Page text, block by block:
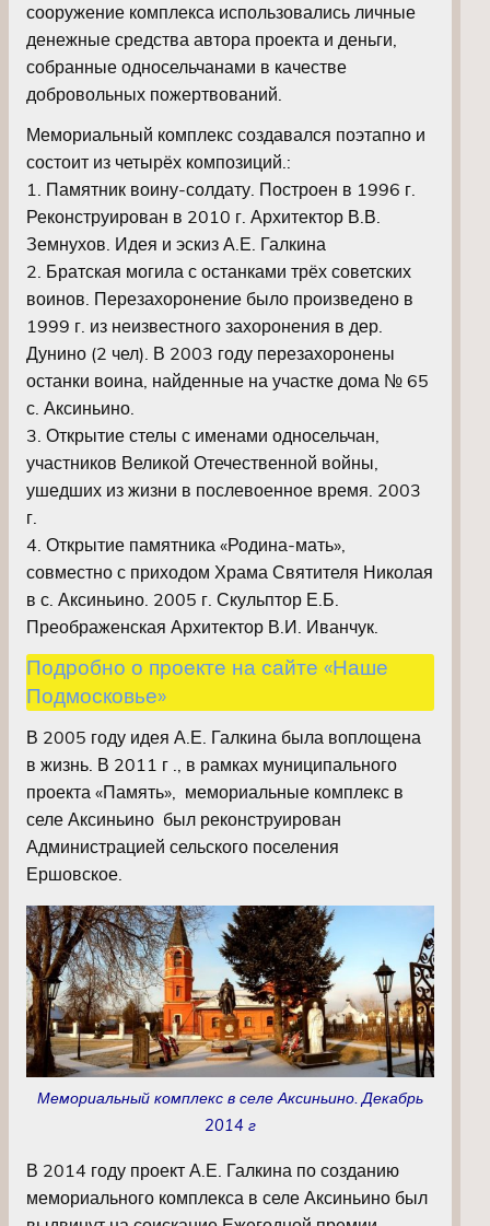
сооружение комплекса использовались личные
денежные средства автора проекта и деньги,
собранные односельчанами в качестве
добровольных пожертвований.
Мемориальный комплекс создавался поэтапно и
состоит из четырёх композиций.:
1. Памятник воину-солдату. Построен в 1996 г.
Реконструирован в 2010 г. Архитектор В.В.
Земнухов. Идея и эскиз А.Е. Галкина
2. Братская могила с останками трёх советских
воинов. Перезахоронение было произведено в
1999 г. из неизвестного захоронения в дер.
Дунино (2 чел). В 2003 году перезахоронены
останки воина, найденные на участке дома № 65
с. Аксиньино.
3. Открытие стелы с именами односельчан,
участников Великой Отечественной войны,
ушедших из жизни в послевоенное время. 2003
г.
4. Открытие памятника «Родина-мать»,
совместно с приходом Храма Святителя Николая
в с. Аксиньино. 2005 г. Скульптор Е.Б.
Преображенская Архитектор В.И. Иванчук.
Подробно о проекте на сайте «Наше
Подмосковье»
В 2005 году идея А.Е. Галкина была воплощена
в жизнь. В 2011 г ., в рамках муниципального
проекта «Память», мемориальные комплекс в
селе Аксиньино был реконструирован
Администрацией сельского поселения
Ершовское.
Мемориальный комплекс в селе Аксиньино. Декабрь
2014 г
В 2014 году проект А.Е. Галкина по созданию
мемориального комплекса в селе Аксиньино был